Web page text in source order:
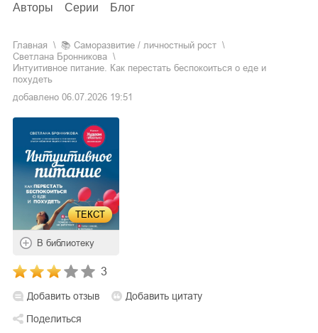
Авторы
Серии Блог
Главная 📚
саморазвитие / личностный рост
Светлана Бронникова
Интуитивное питание. Как перестать беспокоиться о еде и
похудеть
добавлено 06.07.2026 19:51
ТЕКСТ
В библиотеку
3
Добавить отзыв
Добавить цитату
Поделиться